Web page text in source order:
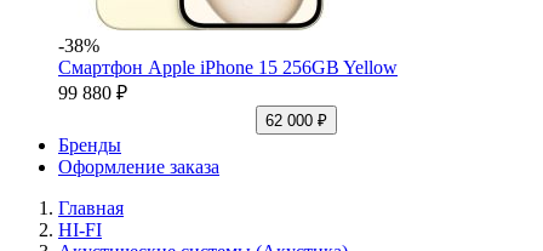
-38%
Смартфон Apple iPhone 15 256GB Yellow
99 880 ₽
62 000 ₽
Бренды
Оформление заказа
Главная
HI-FI